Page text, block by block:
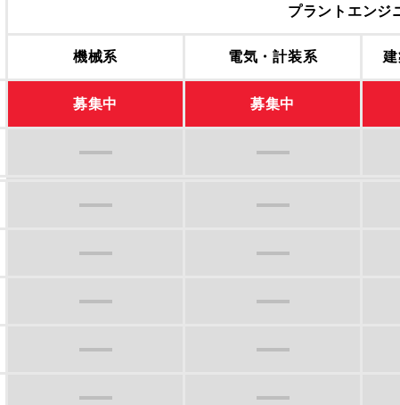
プラントエンジ
機械系 電気・計装系 建
募集中 募集中